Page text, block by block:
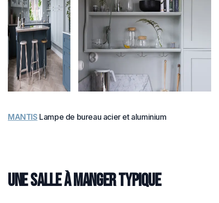
MANTIS Lampe de bureau acier et aluminium
Une salle à manger typique